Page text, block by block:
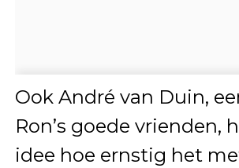
Ook André van Duin,
Ron’s goede vrienden,
idee hoe ernstig het